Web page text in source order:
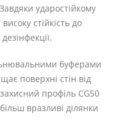
ударостійкому
стійкість до
буферами
поверхні стін від
профіль CG50
вразливі ділянки